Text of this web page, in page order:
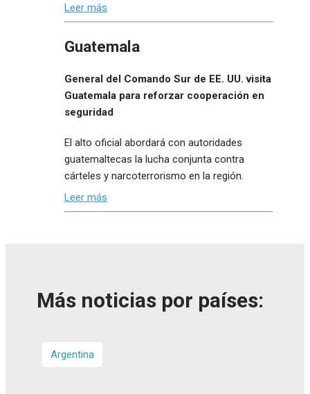
Leer más
Guatemala
General del Comando Sur de EE. UU. visita
Guatemala para reforzar cooperación en
seguridad
El alto oficial abordará con autoridades
guatemaltecas la lucha conjunta contra
cárteles y narcoterrorismo en la región.
Leer más
Más noticias por países:
Argentina